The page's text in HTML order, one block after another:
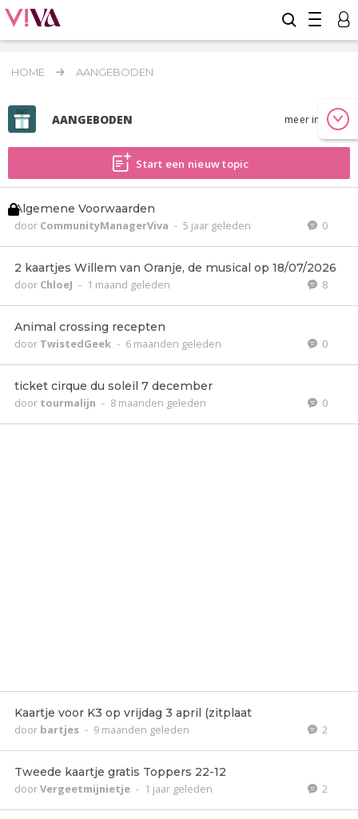
HOME AANGEBODEN
AANGEBODEN meer info
Start een nieuw topic
Algemene Voorwaarden
door CommunityManagerViva - 5 jaar geleden 0
2 kaartjes Willem van Oranje, de musical op 18/07/2026
door ChloeJ - 1 maand geleden 8
Animal crossing recepten
door TwistedGeek - 6 maanden geleden 0
ticket cirque du soleil 7 december
door tourmalijn - 8 maanden geleden 0
Kaartje voor K3 op vrijdag 3 april (zitplaat
door bartjes - 9 maanden geleden 2
Tweede kaartje gratis Toppers 22-12
doorVergeetmijnietje - 1 jaar geleden 2